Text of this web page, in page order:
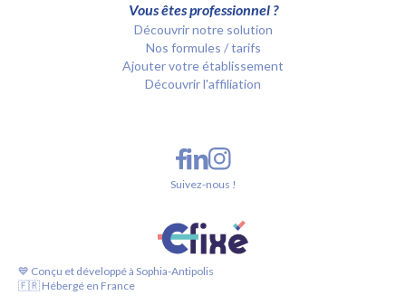
Vous êtes professionnel ?
Découvrir notre solution
Nos formules / tarifs
Ajouter votre établissement
Découvrir l'affiliation
💙 Conçu et développé à Sophia-Antipolis
🇫🇷 Hébergé en France
Suivez-nous !